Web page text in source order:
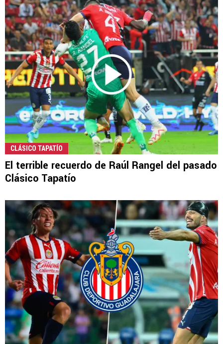
CLÁSICO TAPATÍO
El terrible recuerdo de Raúl Rangel del pasado
Clásico Tapatío